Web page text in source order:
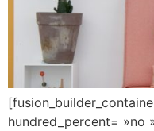
hundred_percent= »no